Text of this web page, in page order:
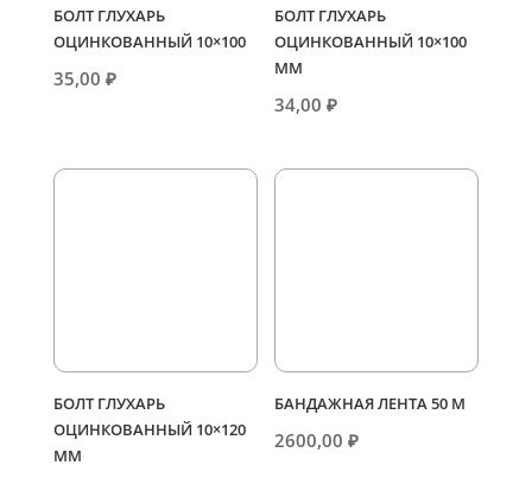
БОЛТ ГЛУХАРЬ
ОЦИНКОВАННЫЙ 10×100
35,00 ₽
БОЛТ ГЛУХАРЬ
ОЦИНКОВАННЫЙ 10×100
ММ
34,00₽
БОЛТ ГЛУХАРЬ
ОЦИНКОВАННЫЙ 10×120
ММ
БАНДАЖНАЯ ЛЕНТА 50 М
2600,00₽